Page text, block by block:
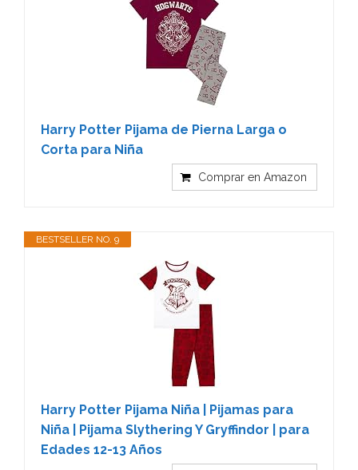
Harry Potter Pijama de Pierna Larga o
Corta para Niña
Comprar en Amazon
BESTSELLER NO. 9
Harry Potter Pijama Niña | Pijamas para
Niña | Pijama Slythering Y Gryffindor | para
Edades 12-13 Años